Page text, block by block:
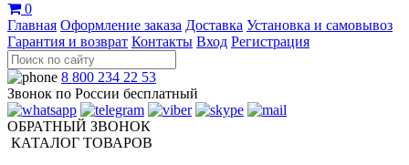
0
Главная Оформление заказа Доставка Установка и самовывоз
Гарантия и возврат Контакты Вход Регистрация
8 800 234 22 53
Звонок по России бесплатный
ОБРАТНЫЙ ЗВОНОК
КАТАЛОГ ТОВАРОВ